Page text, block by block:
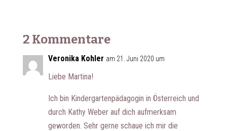
2 Kommentare
Veronika Kohler am 21. Juni 2020 um
Liebe Martina!
Ich bin Kindergartenpädagogin in Österreich und
durch Kathy Weber auf dich aufmerksam
geworden. Sehr gerne schaue ich mir die